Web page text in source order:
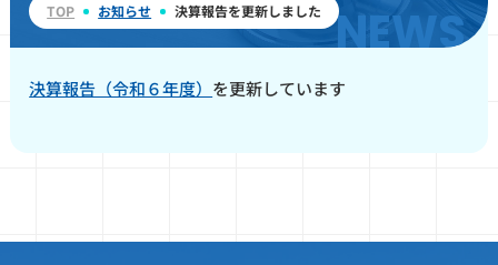
TOP お知らせ 決算報告を更新しました NEWS
決算報告（令和６年度） を更新しています